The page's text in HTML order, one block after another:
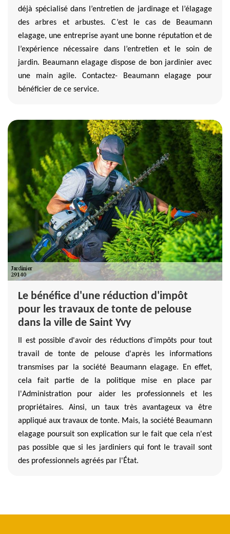
déjà spécialisé dans l’entretien de jardinage et l’élagage
des arbres et arbustes. C’est le cas de Beaumann
elagage, une entreprise ayant une bonne réputation et de
l’expérience nécessaire dans l’entretien et le soin de
jardin. Beaumann elagage dispose de bon jardinier avec
une main agile. Contactez- Beaumann elagage pour
bénéficier de ce service.
Le bénéfice d'une réduction d'impôt
pour les travaux de tonte de pelouse
dans la ville de Saint Yvy
Il est possible d'avoir des réductions d'impôts pour tout
travail de tonte de pelouse d'après les informations
transmises par la société Beaumann elagage. En effet,
cela fait partie de la politique mise en place par
l'Administration pour aider les professionnels et les
propriétaires. Ainsi, un taux très avantageux va être
appliqué aux travaux de tonte. Mais, la société Beaumann
elagage poursuit son explication sur le fait que cela n'est
pas possible que si les jardiniers qui font le travail sont
des professionnels agréés par l'État.